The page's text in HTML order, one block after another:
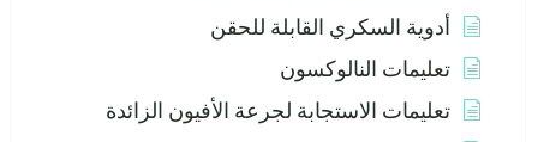
أدوية السكري القابلة للحقن
تعليمات النالوكسون
تعليمات الاستجابة لجرعة الأفيون الزائدة